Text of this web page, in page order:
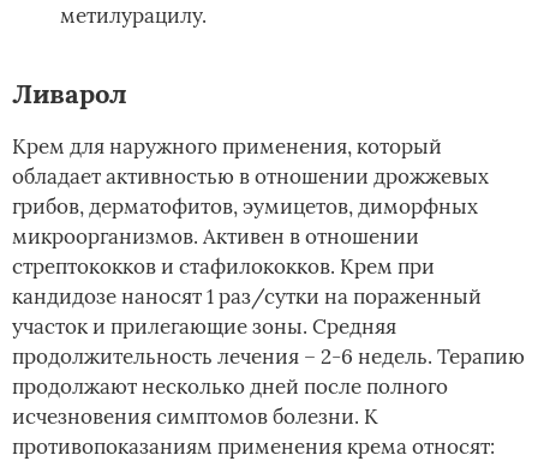
метилурацилу.
Ливарол
Крем для наружного применения, который
обладает активностью в отношении дрожжевых
грибов, дерматофитов, эумицетов, диморфных
микроорганизмов. Активен в отношении
стрептококков и стафилококков. Крем при
кандидозе наносят 1 раз/сутки на пораженный
участок и прилегающие зоны. Средняя
продолжительность лечения – 2-6 недель. Терапию
продолжают несколько дней после полного
исчезновения симптомов болезни. К
противопоказаниям применения крема относят: